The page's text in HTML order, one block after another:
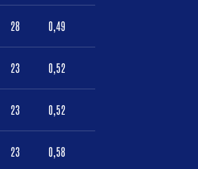
28 0,49
23 0,52
23 0,52
23 0,58